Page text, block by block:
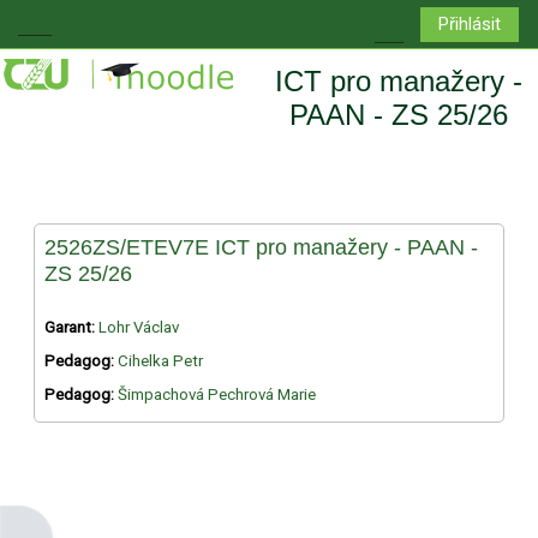
Boční panel
Přepnout
Přihlásit
ICT pro manažery -
PAAN - ZS 25/26
2526ZS/ETEV7E ICT pro manažery - PAAN -
ZS 25/26
Garant: Lohr Václav
Pedagog: Cihelka Petr
Pedagog: Šimpachová Pechrová Marie